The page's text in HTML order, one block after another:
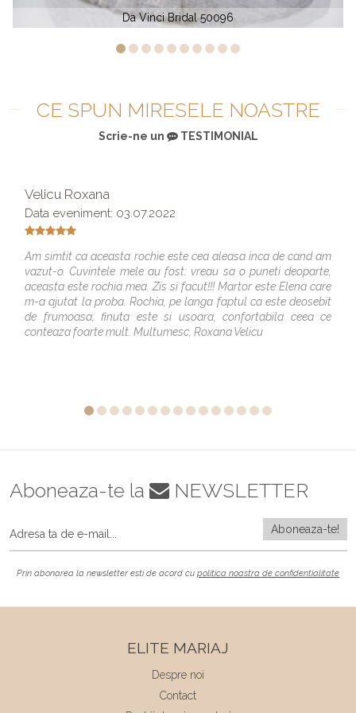
Ashley Justin 10550
CE SPUN MIRESELE NOASTRE
Scrie-ne un TESTIMONIAL
Velicu Roxana
Data eveniment: 03.07.2022
Am simtit ca aceasta rochie este cea aleasa inca de cand am
vazut-o. Cuvintele mele au fost: vreau sa o puneti deoparte,
aceasta este rochia mea. Zis si facut!!! Martor este Elena care
m-a ajutat la proba. Rochia, pe langa faptul ca este deosebit
de frumoasa, finuta este si usoara, confortabila ceea ce
conteaza foarte mult. Multumesc, Roxana Velicu
Aboneaza-te la NEWSLETTER
Prin abonarea la newsletter esti de acord cu politica noastra de confidentialitate
ELITE MARIAJ
Despre noi
Contact